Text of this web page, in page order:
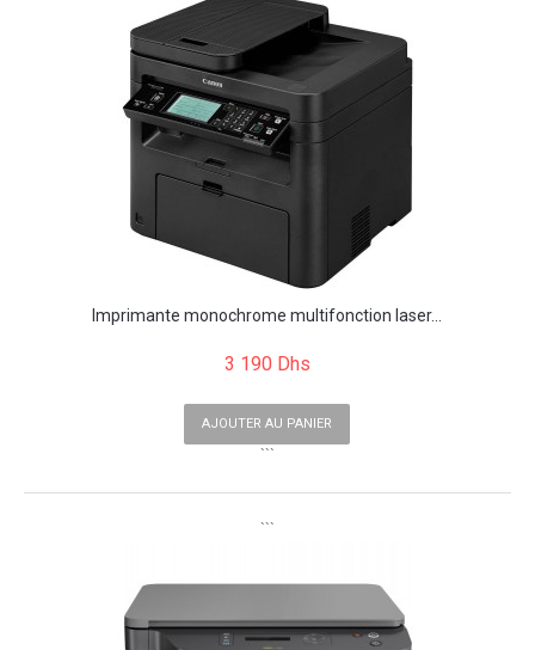
Imprimante monochrome multifonction laser...
3 190 Dhs
AJOUTER AU PANIER
```
```